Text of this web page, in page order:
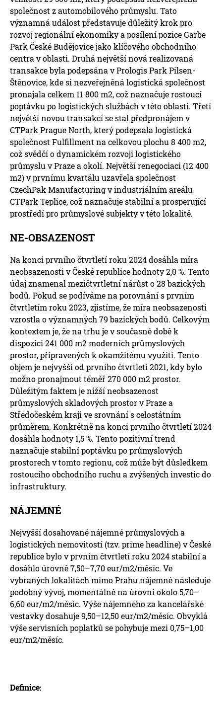
společnost z automobilového průmyslu. Tato
významná událost představuje důležitý krok pro
rozvoj regionální ekonomiky a posílení pozice Garbe
Park České Budějovice jako klíčového obchodního
centra v oblasti. Druhá největší nová realizovaná
transakce byla podepsána v Prologis Park Pilsen-
Štěnovice, kde si nezveřejněná logistická společnost
pronajala celkem 11 800 m2, což naznačuje rostoucí
poptávku po logistických službách v této oblasti. Třetí
největší novou transakcí se stal předpronájem v
CTPark Prague North, který podepsala logistická
společnost Fulfillment na celkovou plochu 8 400 m2,
což svědčí o dynamickém rozvoji logistického
průmyslu v Praze a okolí. Největší renegociaci (12 400
m2) v prvnímu kvartálu uzavřela společnost
CzechPak Manufacturing v industriálním areálu
CTPark Teplice, což naznačuje stabilní a prosperující
prostředí pro průmyslové subjekty v této lokalitě.
NE-OBSAZENOST
Na konci prvního čtvrtletí roku 2024 dosáhla míra
neobsazenosti v České republice hodnoty 2,0 %. Tento
údaj znamenal mezičtvrtletní nárůst o 28 bazických
bodů. Pokud se podíváme na porovnání s prvním
čtvrtletím roku 2023, zjistíme, že míra neobsazenosti
vzrostla o významných 79 bazických bodů. Celkovým
kontextem je, že na trhu je v současné době k
dispozici 241 000 m2 moderních průmyslových
prostor, připravených k okamžitému využití. Tento
objem je nejvyšší od prvního čtvrtletí 2021, kdy bylo
možno pronajmout téměř 270 000 m2 prostor.
Důležitým faktem je nižší neobsazenost
průmyslových skladových prostor v Praze a
Středočeském kraji ve srovnání s celostátním
průměrem. Konkrétně na konci prvního čtvrtletí 2024
dosáhla hodnoty 1,5 %. Tento pozitivní trend
naznačuje stabilní poptávku po průmyslových
prostorech v tomto regionu, což může být důsledkem
rostoucího obchodního ruchu a zvýšených investic do
infrastruktury.
NÁJEMNÉ
Nejvyšší dosahované nájemné průmyslových a
logistických nemovitostí (tzv. prime headline) v České
republice bylo v prvním čtvrtletí roku 2024 stabilní a
dosáhlo úrovně 7,50–7,70 eur/m2/měsíc. Ve
vybraných lokalitách mimo Prahu nájemné následuje
podobný vývoj, momentálně na úrovni okolo 5,70–
6,60 eur/m2/měsíc. Výše nájemného za kancelářské
vestavky dosahuje 9,50–12,50 eur/m2/měsíc. Obvyklá
výše servisních poplatků se pohybuje mezi 0,75–1,00
eur/m2/měsíc.
Definice: